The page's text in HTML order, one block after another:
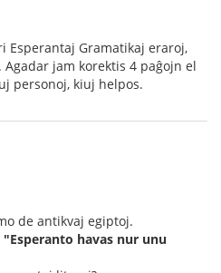
Esperantaj Gramatikaj eraroj,
jam korektis 4 paĝojn el
personoj, kiuj helpos.
de antikvaj egiptoj.
"Esperanto havas nur unu